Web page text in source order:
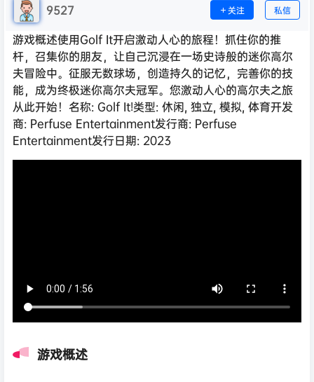
9527 关注 私信
游戏概述使用Golf It开启激动人心的旅程！抓住你的推
杆，召集你的朋友，让自己沉浸在一场史诗般的迷你高尔
夫冒险中。征服无数球场，创造持久的记忆，完善你的技
能，成为终极迷你高尔夫冠军。您激动人心的高尔夫之旅
从此开始！名称: Golf It!类型: 休闲, 独立, 模拟, 体育开发
商: Perfuse Entertainment发行商: Perfuse
Entertainment发行日期: 2023
游戏概述